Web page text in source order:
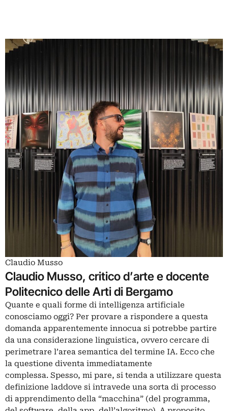
Claudio Musso
Claudio Musso, critico d’arte e docente
Politecnico delle Arti di Bergamo
Quante e quali forme di intelligenza artificiale
conosciamo oggi? Per provare a rispondere a questa
domanda apparentemente innocua si potrebbe partire
da una considerazione linguistica, ovvero cercare di
perimetrare l’area semantica del termine IA. Ecco che
la questione diventa immediatamente
complessa. Spesso, mi pare, si tenda a utilizzare questa
definizione laddove si intravede una sorta di processo
di apprendimento della “macchina” (del programma,